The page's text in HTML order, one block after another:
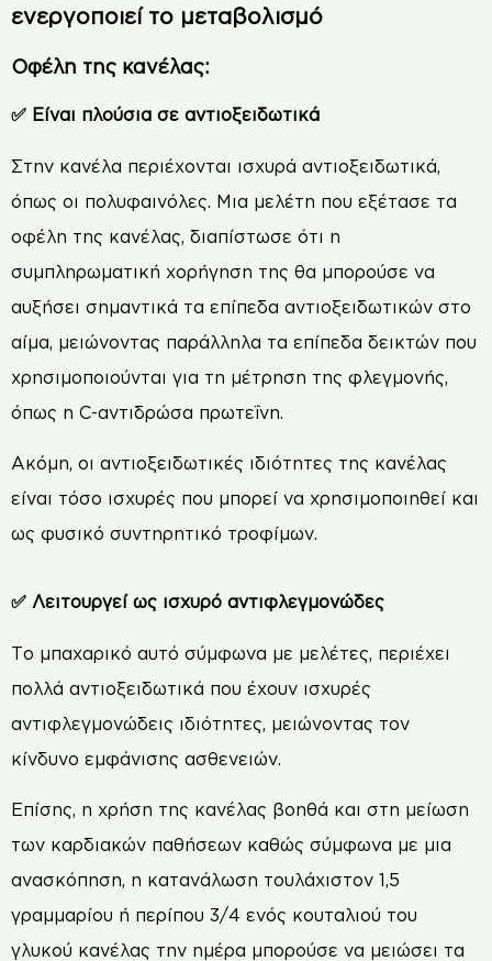
ενεργοποιεί το μεταβολισμό
Οφέλη της κανέλας:
✅ Είναι πλούσια σε αντιοξειδωτικά
Στην κανέλα περιέχονται ισχυρά αντιοξειδωτικά,
όπως οι πολυφαινόλες. Μια μελέτη που εξέτασε τα
οφέλη της κανέλας, διαπίστωσε ότι η
συμπληρωματική χορήγηση της θα μπορούσε να
αυξήσει σημαντικά τα επίπεδα αντιοξειδωτικών στο
αίμα, μειώνοντας παράλληλα τα επίπεδα δεικτών που
χρησιμοποιούνται για τη μέτρηση της φλεγμονής,
όπως η C-αντιδρώσα πρωτεΐνη.
Ακόμη, οι αντιοξειδωτικές ιδιότητες της κανέλας
είναι τόσο ισχυρές που μπορεί να χρησιμοποιηθεί και
ως φυσικό συντηρητικό τροφίμων.
✅ Λειτουργεί ως ισχυρό αντιφλεγμονώδες
Το μπαχαρικό αυτό σύμφωνα με μελέτες, περιέχει
πολλά αντιοξειδωτικά που έχουν ισχυρές
αντιφλεγμονώδεις ιδιότητες, μειώνοντας τον
κίνδυνο εμφάνισης ασθενειών.
Επίσης, η χρήση της κανέλας βοηθά και στη μείωση
των καρδιακών παθήσεων καθώς σύμφωνα με μια
ανασκόπηση, η κατανάλωση τουλάχιστον 1,5
γραμμαρίου ή περίπου 3/4 ενός κουταλιού του
γλυκού κανέλας την ημέρα μπορούσε να μειώσει τα